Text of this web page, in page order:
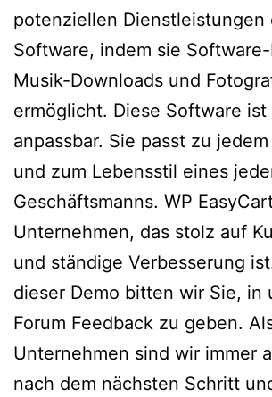
potenziellen Dienstleistungen
Software, indem sie
Musik-Downloads und
ermöglicht. Diese Software
anpassbar. Sie passt zu
und zum Lebensstil eines
Geschäftsmanns. WP
Unternehmen, das stolz auf
und ständige Verbesserung
dieser Demo bitten wir Sie, in
Forum Feedback zu geben.
Unternehmen sind wir immer
nach dem nächsten Schritt